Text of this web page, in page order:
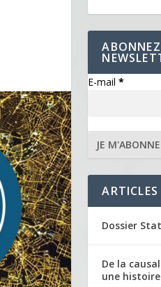
E-mail*
ARTICLES
Dossier
De la
une